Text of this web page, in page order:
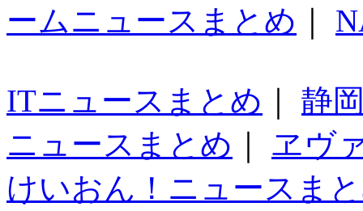
ームニュースまとめ
ITニュースまとめ
静
ニュースまとめ
ヱヴ
けいおん！ニュースま